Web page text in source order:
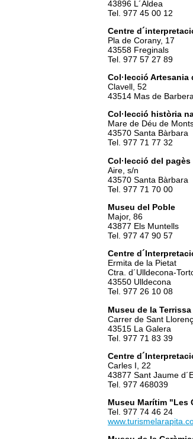
43896 L´Aldea
Tel. 977 45 00 12
Centre
Pla de Corany, 17
43558 Freginals
Tel. 977 57 27 89
Col·lecció Artesania
Clavell, 52
43514 Mas de
Col·lecció història
Mare de Déu de
43570 Santa Bàrbara
Tel. 977 71 77 32
Col·lecció del
Aire, s/n
43570 Santa Bàrbara
Tel. 977 71 70 00
Museu del Poble
Major, 86
43877 Els Muntells
Tel. 977 47 90 57
Centre
Ermita de la Pietat
Ctra. d´Ulldecona-
43550 Ulldecona
Tel. 977 26 10 08
Museu de la
Carrer de Sant
43515 La Galera
Tel. 977 71 83 39
Centre
Carles I, 22
43877 Sant Jaume
Tel. 977 468039
Museu Marítim "Les
Tel. 977 74 46 24